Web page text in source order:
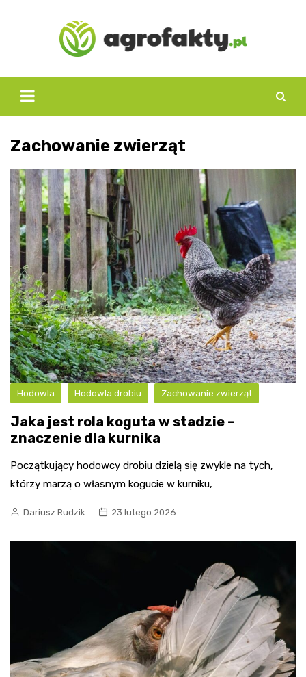
Zachowanie zwierząt
Hodowla Hodowla drobiu Zachowanie zwierząt
Jaka jest rola koguta w stadzie –
znaczenie dla kurnika
Początkujący hodowcy drobiu dzielą się zwykle na tych,
którzy marzą o własnym kogucie w kurniku,
Dariusz Rudzik 23 lutego 2026